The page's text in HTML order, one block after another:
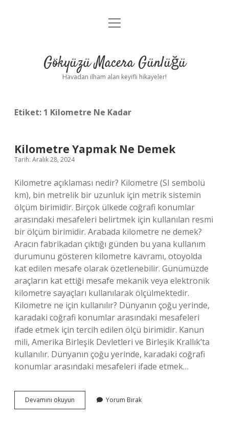
Anasayfa
Yasal Uyarı
menüyü
Gökyüzü Macera Günlüğü
Havadan ilham alan keyifli hikayeler!
Etiket: 1 Kilometre Ne Kadar
Kilometre Yapmak Ne Demek
Tarih: Aralık 28, 2024
Kilometre açıklaması nedir? Kilometre (SI sembolü
km), bin metrelik bir uzunluk için metrik sistemin
ölçüm birimidir. Birçok ülkede coğrafi konumlar
arasındaki mesafeleri belirtmek için kullanılan resmi
bir ölçüm birimidir. Arabada kilometre ne demek?
Aracın fabrikadan çıktığı günden bu yana kullanım
durumunu gösteren kilometre kavramı, otoyolda
kat edilen mesafe olarak özetlenebilir. Günümüzde
araçların kat ettiği mesafe mekanik veya elektronik
kilometre sayaçları kullanılarak ölçülmektedir.
Kilometre ne için kullanılır? Dünyanın çoğu yerinde,
karadaki coğrafi konumlar arasındaki mesafeleri
ifade etmek için tercih edilen ölçü birimidir. Kanun
mili, Amerika Birleşik Devletleri ve Birleşik Krallık’ta
kullanılır. Dünyanın çoğu yerinde, karadaki coğrafi
konumlar arasındaki mesafeleri ifade etmek…
Devamını okuyun Kilometre
Yapmak
Yorum Bırak